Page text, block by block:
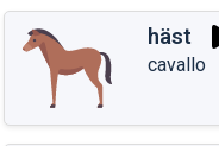
häst
cavallo